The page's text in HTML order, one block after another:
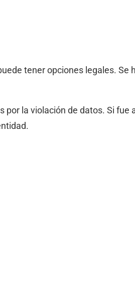
tener opciones legales. Se
por la violación de datos. Si fue